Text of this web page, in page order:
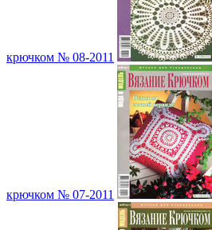
крючком № 08-2011
крючком № 07-2011